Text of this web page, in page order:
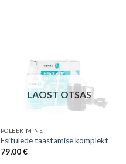
LAOST OTSAS
POLEERIMINE
Esitulede taastamise komplekt
79,00€